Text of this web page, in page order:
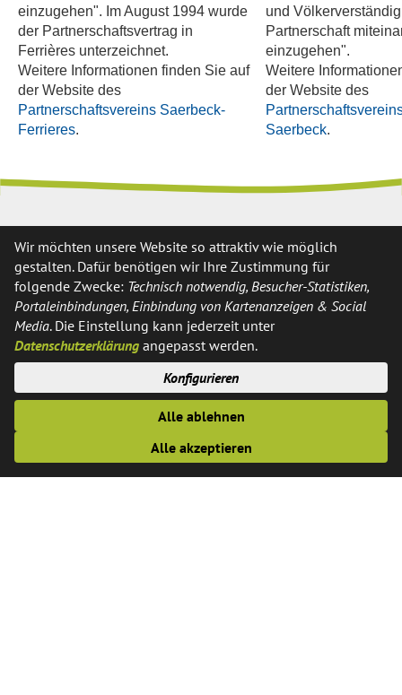
einzugehen". Im August 1994 wurde
der Partnerschaftsvertrag in
Ferrières unterzeichnet.
Weitere Informationen finden Sie auf
der Website des
Partnerschaftsvereins Saerbeck-
Ferrieres.
und
Partnerschaft
einzugehen".
Weitere
der Website des
Saerbeck.
Anschrift
Gemeindeverwaltung Saerbeck
Ferrières-Straße 11
Der Bürgermeister
Kontakt
Telefon: 02574 / 89-0
Wir möchten unsere Website so attraktiv wie möglich
gestalten. Dafür benötigen wir Ihre Zustimmung für
folgende Zwecke: Technisch notwendig, Besucher-Statistiken,
Portaleinbindungen, Einbindung von Kartenanzeigen & Social
Media. Die Einstellung kann jederzeit unter
Datenschutzerklärung angepasst werden.
Konfigurieren
Alle ablehnen
Alle akzeptieren